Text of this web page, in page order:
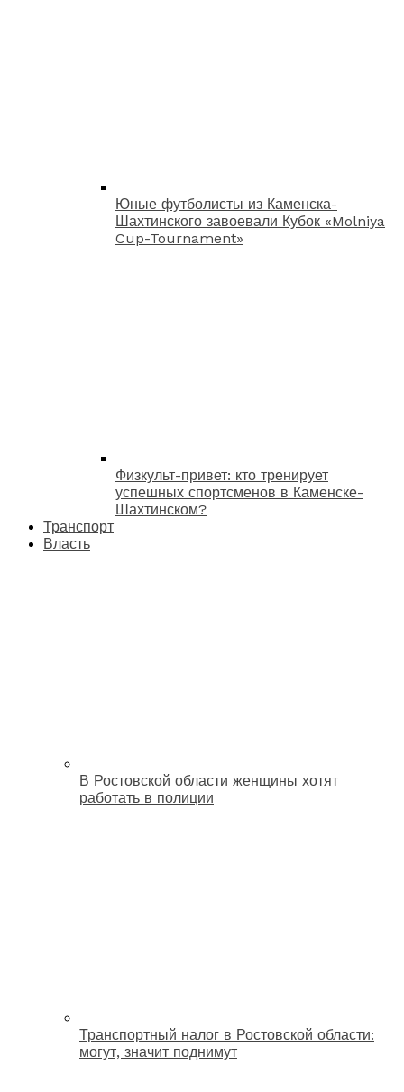
Юные футболисты из Каменска-
Шахтинского завоевали Кубок «Molniya
Cup-Tournament»
Физкульт-привет: кто тренирует
успешных спортсменов в Каменске-
Шахтинском?
Транспорт
Власть
В Ростовской области женщины хотят
работать в полиции
Транспортный налог в Ростовской области:
могут, значит поднимут